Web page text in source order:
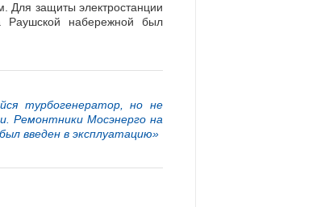
Для защиты электростанции
набережной был
турбогенератор, но не
Ремонтники Мосэнерго на
введен в эксплуатацию»